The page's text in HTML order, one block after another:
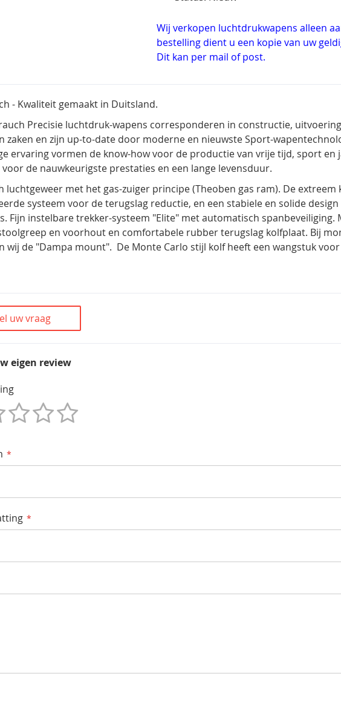
Wij verkopen luchtdrukwapens alleen
bestelling dient u een kopie van uw
Dit kan per mail of post.
- Kwaliteit gemaakt in Duitsland.
Precisie luchtdruk-wapens corresponderen in constructie,
zaken en zijn up-to-date door moderne en nieuwste Sport-
ervaring vormen de know-how voor de productie van vrije tijd, sport en
de nauwkeurigste prestaties en een lange levensduur.
luchtgeweer met het gas-zuiger principe (Theoben gas ram). De
systeem voor de terugslag reductie, en een stabiele en solide
Fijn instelbare trekker-systeem "Elite" met automatisch spanbeveiliging.
en voorhout en comfortabele rubber terugslag kolfplaat. Bij
wij de "Dampa mount". De Monte Carlo stijl kolf heeft een wangstuk
uw vraag
eigen review